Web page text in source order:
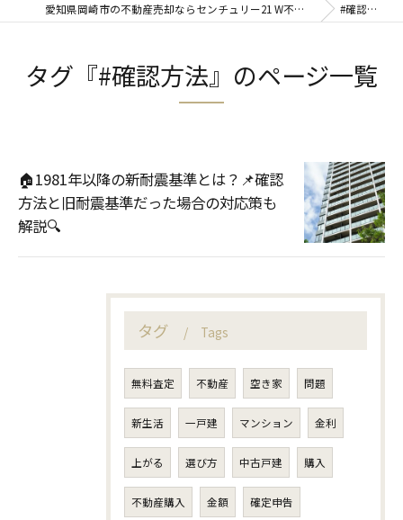
愛知県岡崎市の不動産売却ならセンチュリー21 W不動産販売 #確認方法
タグ『#確認方法』のページ一覧
🏠1981年以降の新耐震基準とは？📌確認
方法と旧耐震基準だった場合の対応策も
解説🔍
タグ Tags
無料査定 不動産 空き家 問題
新生活 一戸建 マンション 金利
上がる 選び方 中古戸建 購入
不動産購入 金額 確定申告